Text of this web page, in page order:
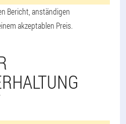
Bericht, anständigen
akzeptablen Preis.